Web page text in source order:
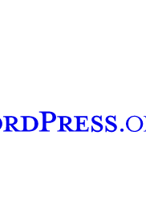
account